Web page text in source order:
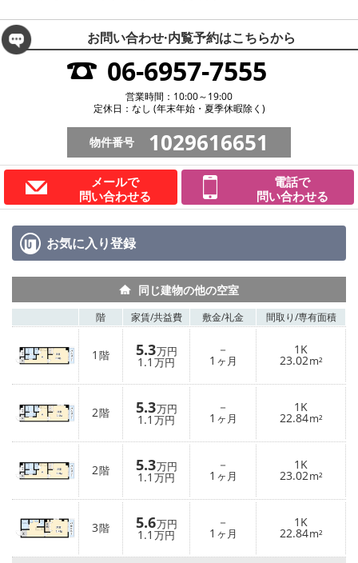
お問い合わせ·内覧予約はこちらから
06-6957-7555
営業時間：10:00～19:00
定休日：なし (年末年始・夏季休暇除く)
物件番号 1029616651
メールで
問い合わせる
電話で
問い合わせる
お気に入り登録
同じ建物の他の空室
階 家賃/共益費 敷金/礼金 間取り/専有面積
1 階 5.3万円
1.1 万円
－
1 ヶ月
1K
23.02m²
2階 5.3万円
1.1 万円
－
1 ヶ月
1K
22.84m²
2階 5.3万円
1.1 万円
－
1 ヶ月
1K
23.02m²
3階 5.6万円
1.1 万円
－
1 ヶ月
1K
22.84m²